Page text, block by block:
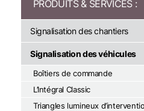
Signalisation des chantiers
Signalisation des véhicules
Boîtiers de commande
L’Intégral Classic
Triangles lumineux